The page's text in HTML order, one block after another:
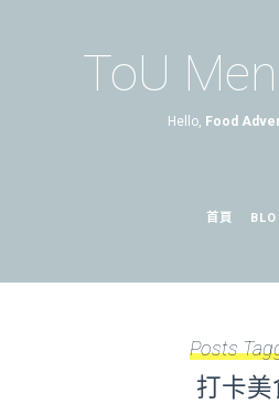
ToU
Hello, Food
首頁
Posts
打卡美